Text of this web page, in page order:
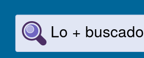
Lo + buscado